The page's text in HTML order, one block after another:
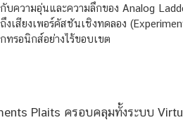
บความอุ่นและความลึกของ Analog
เสียงเพอร์คัสชันเชิงทดลอง
รอนิกส์อย่างไร้ขอบเขต
Plaits ครอบคลุมทั้งระบบ